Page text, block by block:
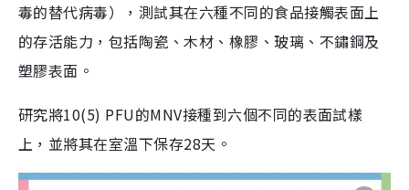
毒的替代病毒），測試其在六種不同的食品接觸表面上
的存活能力，包括陶瓷、木材、橡膠、玻璃、不鏽鋼及
塑膠表面。
研究將10(5) PFU的MNV接種到六個不同的表面試樣
上，並將其在室溫下保存28天。